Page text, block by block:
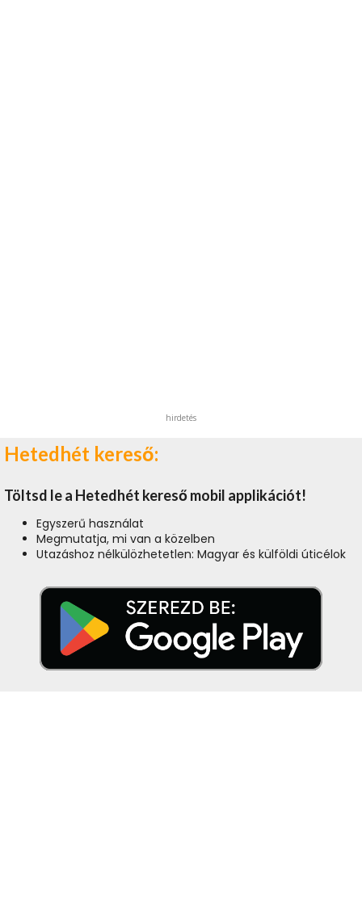
hirdetés
Hetedhét kereső:
Töltsd le a Hetedhét kereső mobil applikációt!
Egyszerű használat
Megmutatja, mi van a közelben
Utazáshoz nélkülözhetetlen: Magyar és külföldi úticélok